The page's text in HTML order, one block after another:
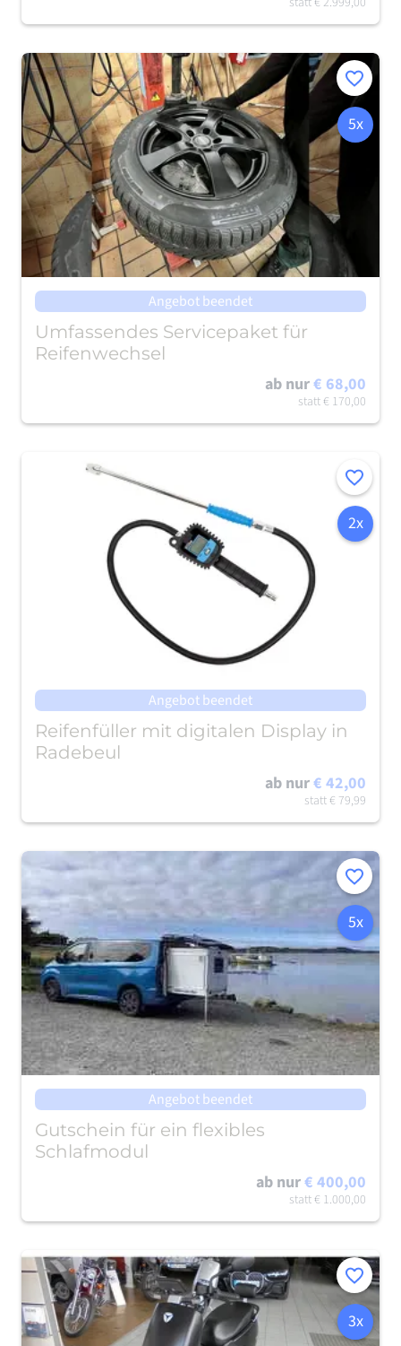
Merken
5x
Angebot beendet
Umfassendes Servicepaket für
Reifenwechsel
ab nur€ 68,00
statt€ 170,00
Merken
2x
Angebot beendet
Reifenfüller mit digitalen Display in
Radebeul
ab nur€ 42,00
statt€ 79,99
Merken
5x
Angebot beendet
Gutschein für ein flexibles
Schlafmodul
ab nur€ 400,00
statt€ 1.000,00
Merken
3x